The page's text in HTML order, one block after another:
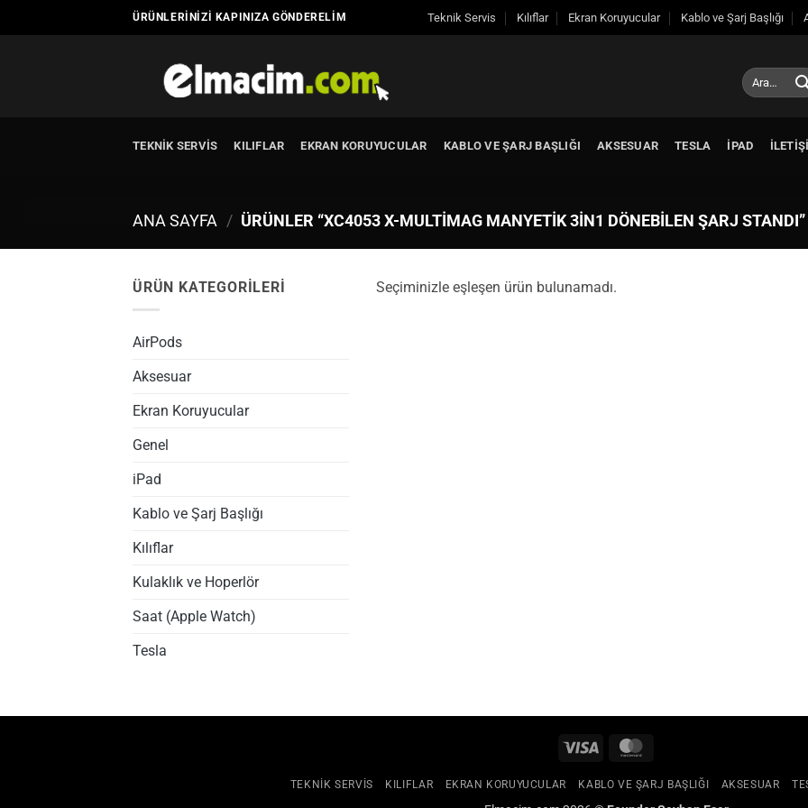
atla
ÜRÜNLERINIZI KAPINIZA GÖNDERELIM Teknik Servis Kılıflar Ekran Koruyucular Kablo ve Şarj Başlığı
Ara:
TEKNIK SERVIS KILIFLAR EKRAN KORUYUCULAR KABLO VE ŞARJ BAŞLIĞI AKSESUAR TESLA IPAD
ANA SAYFA / ÜRÜNLER “XC4053 X-MULTIMAG MANYETIK 3IN1 DÖNEBILEN ŞARJ
ÜRÜN KATEGORILERI
AirPods
Aksesuar
Ekran Koruyucular
Genel
iPad
Kablo ve Şarj Başlığı
Kılıflar
Kulaklık ve Hoperlör
Saat (Apple Watch)
Tesla
Seçiminizle eşleşen ürün bulunamadı.
Visa
TEKNIK SERVIS KILIFLAR EKRAN KORUYUCULAR KABLO VE ŞARJ BAŞLIĞI AKSESUAR